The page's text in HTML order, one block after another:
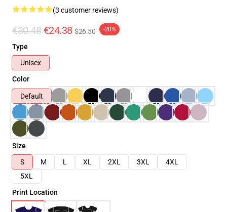
(3 customer reviews)
€30.48 €24.38 $26.50 -20%
Type
Unisex
Color
Default
Size
S
M L XL 2XL 3XL
4XL
5XL
Print Location